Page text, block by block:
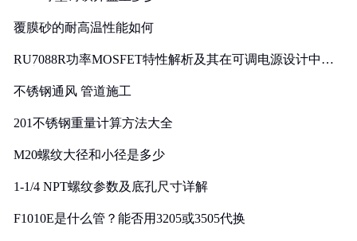
覆膜砂的耐高温性能如何
RU7088R功率MOSFET特性解析及其在可调电源设计中的
不锈钢通风 管道施工
201不锈钢重量计算方法大全
M20螺纹大径和小径是多少
1-1/4 NPT螺纹参数及底孔尺寸详解
F1010E是什么管？能否用3205或3505代换